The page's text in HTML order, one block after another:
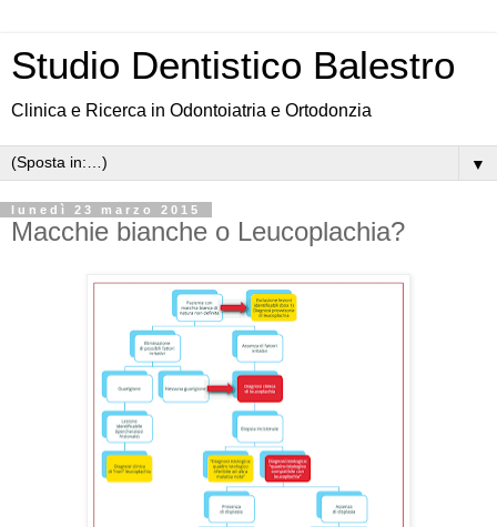
Studio Dentistico Balestro
Clinica e Ricerca in Odontoiatria e Ortodonzia
▼
lunedì 23 marzo 2015
Macchie bianche o Leucoplachia?